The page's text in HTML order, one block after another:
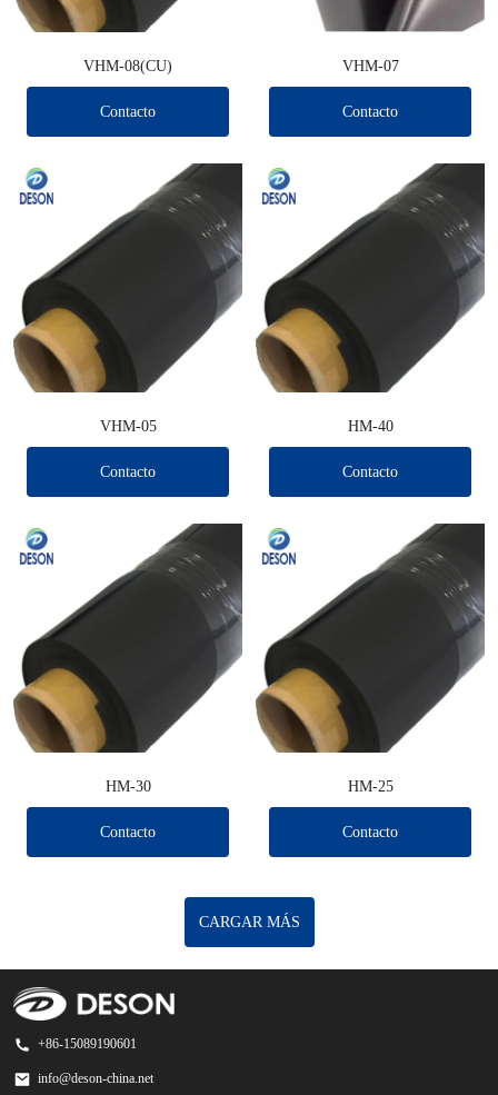
VHM-08(CU)
Contacto
VHM-07
Contacto
VHM-05
Contacto
HM-40
Contacto
HM-30
Contacto
HM-25
Contacto
CARGAR MÁS
+86-15089190601
info@deson-china.net